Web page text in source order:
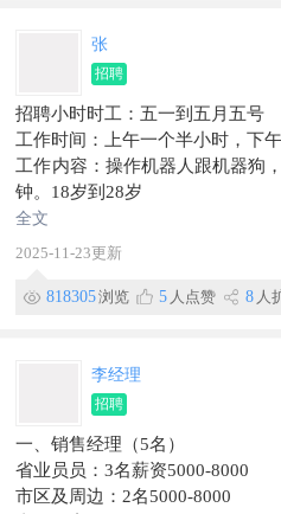
张
招聘
招聘小时时工：五一到五月五号
工作时间：上午一个半小时，下
工作内容：操作机器人跟机器狗
钟。18岁到28岁
薪资待遇：一天八十，现场结钱。
地址：临漳县文化艺术中心，
全文
2025-11-23更新
818305浏览 5 人点赞 8 人
李经理
招聘
一、销售经理（5名）
省业员员：3名薪资5000-8000
市区及周边：2名5000-8000